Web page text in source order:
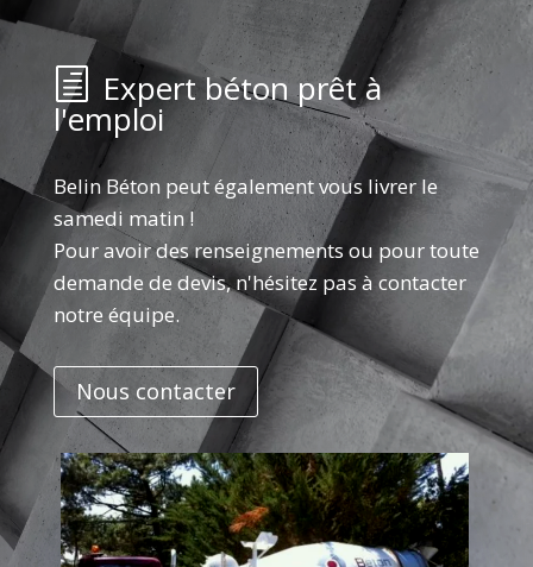
Expert béton prêt à
l'emploi
Belin Béton peut également vous livrer le
samedi matin !
Pour avoir des renseignements ou pour toute
demande de devis, n'hésitez pas à contacter
notre équipe.
Nous contacter